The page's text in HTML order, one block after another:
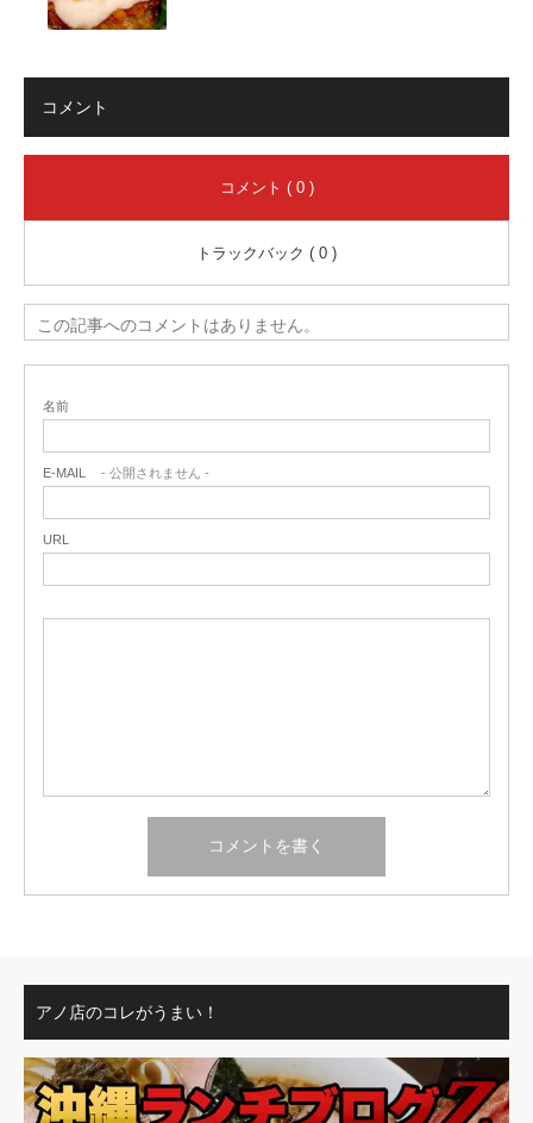
コメント
コメント ( 0 )
トラックバック ( 0 )
この記事へのコメントはありません。
名前
E-MAIL - 公開されません -
URL
アノ店のコレがうまい！